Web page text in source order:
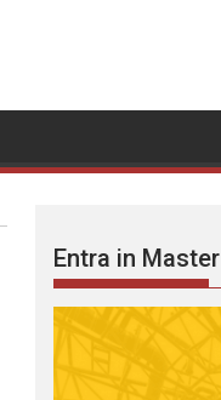
Entra in Master